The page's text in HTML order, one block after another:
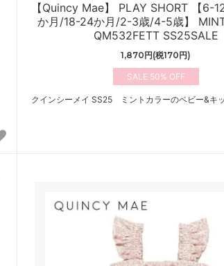
【Quincy Mae】 PLAY SHORT 【6-
か月/18-24か月/2-3歳/4-5歳】
QM532FETT SS25SALE
1,870円(税170円)
50%
クインシーメイ SS25 ミントカラーのベビー&キ